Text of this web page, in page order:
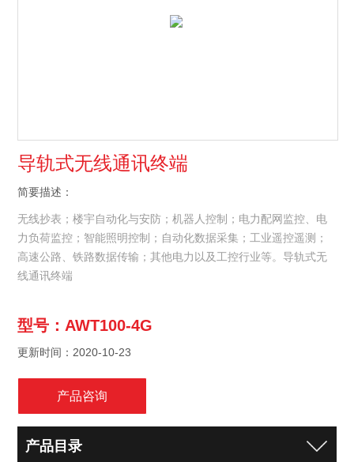
导轨式无线通讯终端
简要描述：
无线抄表；楼宇自动化与安防；机器人控制；电力配网监控、电
力负荷监控；智能照明控制；自动化数据采集；工业遥控遥测；
高速公路、铁路数据传输；其他电力以及工控行业等。导轨式无
线通讯终端
型号：AWT100-4G
更新时间：2020-10-23
产品咨询
产品目录